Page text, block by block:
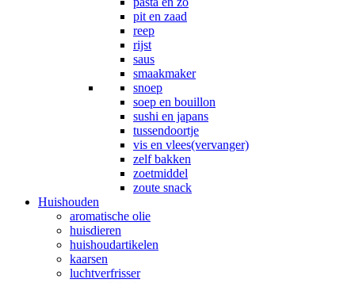
pit en zaad
reep
rijst
saus
smaakmaker
snoep
soep en bouillon
sushi en japans
tussendoortje
vis en vlees(vervanger)
zelf bakken
zoetmiddel
zoute snack
Huishouden
aromatische olie
huisdieren
huishoudartikelen
kaarsen
luchtverfrisser